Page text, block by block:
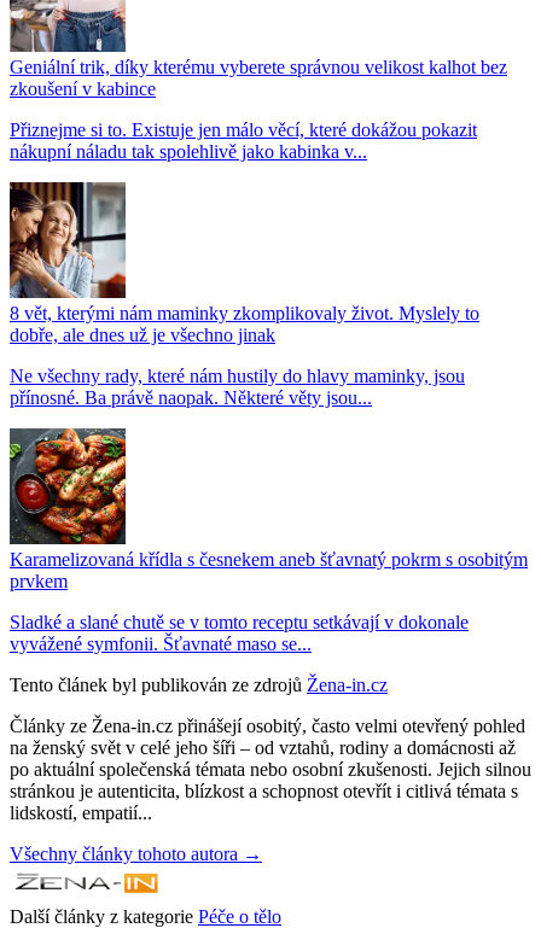
Geniální trik, díky kterému vyberete správnou velikost kalhot bez
zkoušení v kabince
Přiznejme si to. Existuje jen málo věcí, které dokážou pokazit
nákupní náladu tak spolehlivě jako kabinka v...
8 vět, kterými nám maminky zkomplikovaly život. Myslely to
dobře, ale dnes už je všechno jinak
Ne všechny rady, které nám hustily do hlavy maminky, jsou
přínosné. Ba právě naopak. Některé věty jsou...
Karamelizovaná křídla s česnekem aneb šťavnatý pokrm s osobitým
prvkem
Sladké a slané chutě se v tomto receptu setkávají v dokonale
vyvážené symfonii. Šťavnaté maso se...
Tento článek byl publikován ze zdrojů Žena-in.cz
Články ze Žena-in.cz přinášejí osobitý, často velmi otevřený pohled
na ženský svět v celé jeho šíři – od vztahů, rodiny a domácnosti až
po aktuální společenská témata nebo osobní zkušenosti. Jejich silnou
stránkou je autenticita, blízkost a schopnost otevřít i citlivá témata s
lidskostí, empatií...
Všechny články tohoto autora →
Další články z kategorie Péče o tělo